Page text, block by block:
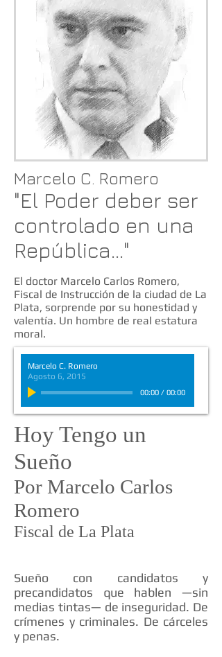
Marcelo C. Romero
"El Poder deber ser
controlado en una
República..."
El doctor Marcelo Carlos Romero,
Fiscal de Instrucción de la ciudad de La
Plata, sorprende por su honestidad y
valentía. Un hombre de real estatura
moral.
Marcelo C. Romero
Agosto 6, 2015
00:00/ 00:00
Hoy Tengo un
Sueño
Por Marcelo Carlos
Romero
Fiscal de La Plata
Sueño con candidatos y
precandidatos que hablen —sin
medias tintas— de inseguridad. De
crímenes y criminales. De cárceles
y penas.